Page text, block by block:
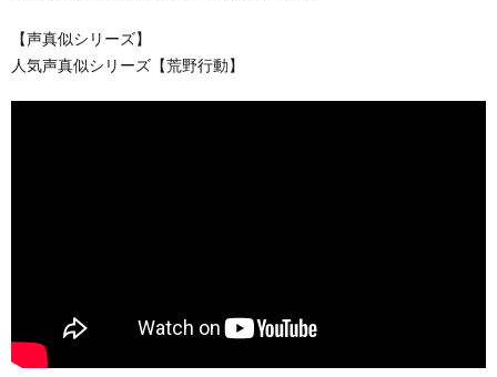
【声真似シリーズ】
人気声真似シリーズ【荒野行動】